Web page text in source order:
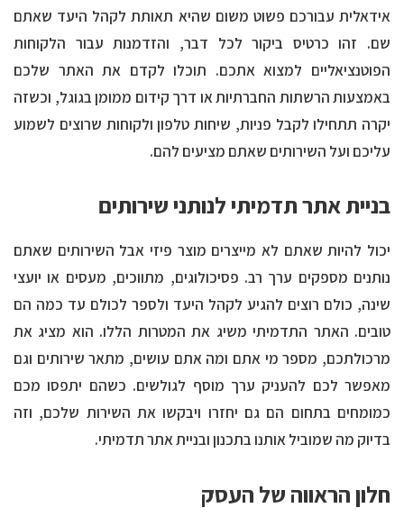
אידאלית עבורכם פשוט משום שהיא תאותת לקהל היעד שאתם
שם. זהו כרטיס ביקור לכל דבר, והזדמנות עבור הלקוחות
הפוטנציאליים למצוא אתכם. תוכלו לקדם את האתר שלכם
באמצעות הרשתות החברתיות או דרך קידום ממומן בגוגל, וכשזה
יקרה תתחילו לקבל פניות, שיחות טלפון ולקוחות שרוצים לשמוע
עליכם ועל השירותים שאתם מציעים להם.
בניית אתר תדמיתי לנותני שירותים
יכול להיות שאתם לא מייצרים מוצר פיזי אבל השירותים שאתם
נותנים מספקים ערך רב. פסיכולוגים, מתווכים, מעסים או יועצי
שינה, כולם רוצים להגיע לקהל היעד ולספר לכולם עד כמה הם
טובים. האתר התדמיתי משיג את המטרות הללו. הוא מציג את
מרכולתכם, מספר מי אתם ומה אתם עושים, מתאר שירותים וגם
מאפשר לכם להעניק ערך מוסף לגולשים. כשהם יתפסו מכם
כמומחים בתחום הם גם יחזרו ויבקשו את השירות שלכם, וזה
בדיוק מה שמוביל אותנו בתכנון ובניית אתר תדמיתי.
חלון הראווה של העסק